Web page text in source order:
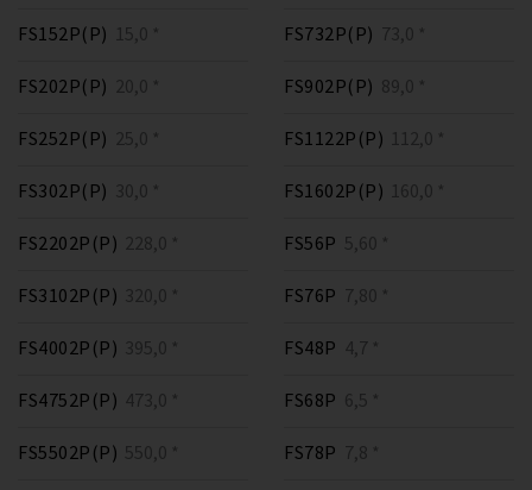
FS152P(P) 15,0 *
FS202P(P) 20,0 *
FS252P(P) 25,0 *
FS302P(P) 30,0 *
FS732P(P) 73,0 *
FS902P(P) 89,0 *
FS1122P(P) 112,0 *
FS1602P(P) 160,0 *
FS2202P(P) 228,0 *
FS3102P(P) 320,0 *
FS4002P(P) 395,0 *
FS4752P(P) 473,0 *
FS5502P(P) 550,0 *
FS56P 5,60 *
FS76P 7,80 *
FS48P 4,7 *
FS68P 6,5 *
FS78P 7,8 *